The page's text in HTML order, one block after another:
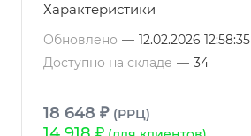
Характеристики
Обновлено — 12.02.2026 12:58:35
Доступно на складе — 34
18 648 ₽ (РРЦ)